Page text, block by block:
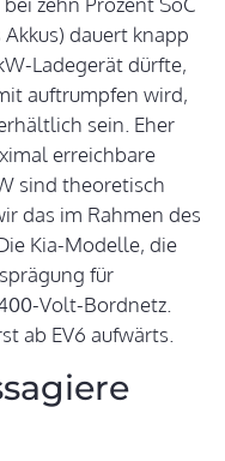
dauert knapp
Ladegerät dürfte,
auftrumpfen wird,
sein. Eher
erreichbare
sind theoretisch
das im Rahmen des
Kia-Modelle, die
für
Volt-Bordnetz.
ab EV6 aufwärts.